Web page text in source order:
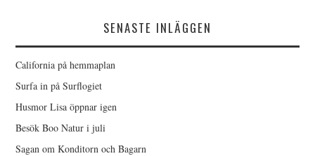
SENASTE INLÄGGEN
California på hemmaplan
Surfa in på Surflogiet
Husmor Lisa öppnar igen
Besök Boo Natur i juli
Sagan om Konditorn och Bagarn